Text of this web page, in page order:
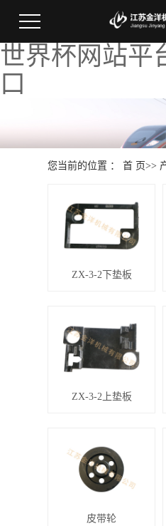
世界杯网站平
口
您当前的位置 ：首 页>>
ZX-3-2下垫板
ZX-3-2上垫板
皮带轮